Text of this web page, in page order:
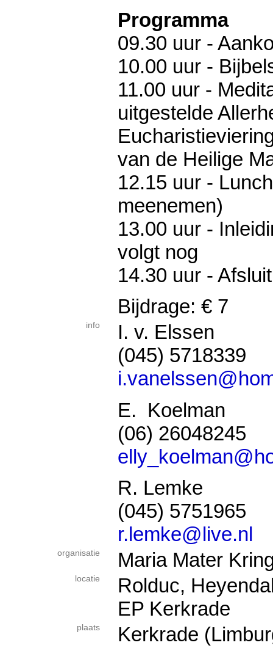
Programma
09.30 uur -
10.00 uur -
11.00 uur -
uitgestelde
van de Heilige
12.15 uur -
meenemen)
13.00 uur -
volgt nog
14.30 uur -
Bijdrage: € 7
info
I. v. Elssen
(045) 5718339
E. Koelman
(06) 26048245
R. Lemke
(045) 5751965
r.lemke@live.nl
organisatie Maria Mater
locatie
Rolduc,
EP Kerkrade
plaats Kerkrade